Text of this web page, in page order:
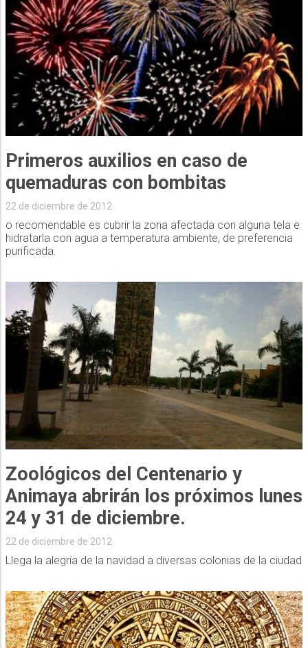
Primeros auxilios en caso de
quemaduras con bombitas
22 de diciembre de 2012
o recomendable es cubrir la zona afectada con alguna tela e
hidratarla con agua a temperatura ambiente, de preferencia
purificada.
Zoológicos del Centenario y
Animaya abrirán los próximos lunes
24 y 31 de diciembre.
22 de diciembre de 2012
Llega la alegría de la navidad a diversas colonias de la ciudad